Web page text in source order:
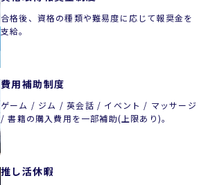
合格後、資格の種類や難易度に応じて報奨金を
支給。
費用補助制度
ゲーム / ジム / 英会話 / イベント / マッサージ
/ 書籍の購入費用を一部補助(上限あり)。
推し活休暇